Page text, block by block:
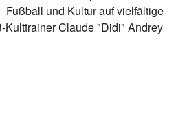
Fußball und Kultur auf vielfältige
Kulttrainer Claude "Didi" Andrey